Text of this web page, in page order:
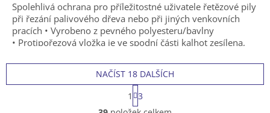
Spolehlivá ochrana pro příležitostné uživatele řetězové pily
při řezání palivového dřeva nebo při jiných venkovních
pracích • Vyrobeno z pevného polyesteru/bavlny
• Protipořezová vložka je ve spodní části kalhot zesílena,
třída 1 (20 m/s) • Vyhovují KWF Standard • Velikost 44, 46,
48, 50, 52, 54, 56, 58, 60, 62, 64, k dispozici rovněž ve
O
NAČÍST 18 DALŠÍCH
S
t
r
1
3